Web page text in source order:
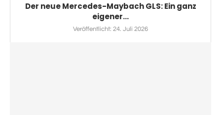
Der neue Mercedes-Maybach GLS: Ein ganz
eigener...
Veröffentlicht: 24. Juli 2026